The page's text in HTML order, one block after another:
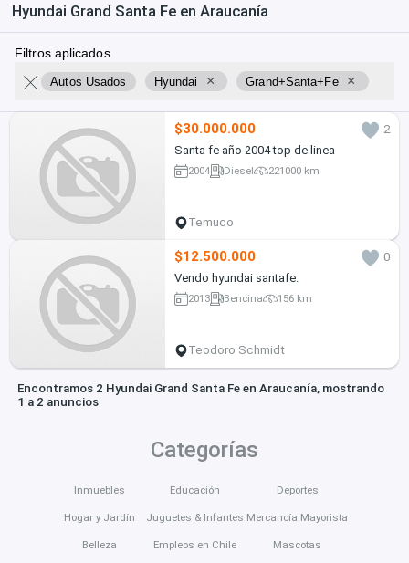
Hyundai Grand Santa Fe en Araucanía
Filtros aplicados
Autos Usados Hyundai × Grand+Santa+Fe ×
$30.000.000
2
Santa fe año 2004 top de linea
2004 Diesel 221000 km
Temuco
$12.500.000
0
Vendo hyundai santafe.
2013 Bencina 156 km
Teodoro Schmidt
Encontramos 2 Hyundai Grand Santa Fe en Araucanía, mostrando
1 a 2 anuncios
Categorías
Inmuebles
Hogar y Jardín
Belleza
Educación
Juguetes & Infantes
Empleos en Chile
Deportes
Mercancía Mayorista
Mascotas